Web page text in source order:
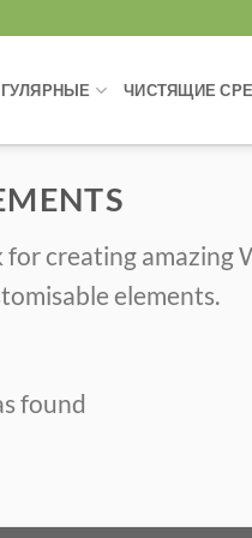
ЧИСТЯЩИЕ
creating amazing
elements.
found